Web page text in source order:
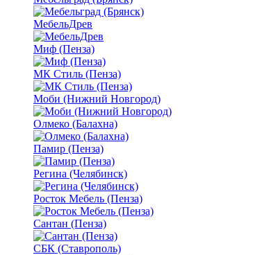
МебельДрев
Миф (Пенза)
МК Стиль (Пенза)
Моби (Нижний Новгород)
Олмеко (Балахна)
Памир (Пенза)
Регина (Челябинск)
Росток Мебель (Пенза)
Сантан (Пенза)
СБК (Ставрополь)